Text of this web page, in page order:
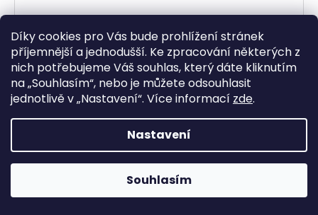
Díky cookies pro Vás bude prohlížení stránek
příjemnější a jednodušší. Ke zpracování některých z
nich potřebujeme Váš souhlas, který dáte kliknutím
na „Souhlasím“, nebo je můžete odsouhlasit
jednotlivě v „Nastavení“. Více informací zde.
Nastavení
Souhlasím
funkční triko s dlouhým rukávem a límcem na
zip K-MERINO, unisex TECSO (černá)
Skladem
1 558,68 Kč bez DPH
1 886 Kč
DETAIL